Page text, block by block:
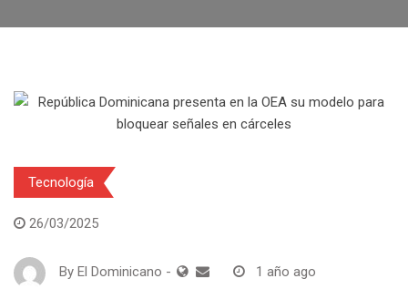
Tecnología
26/03/2025
By El Dominicano - 1 año ago